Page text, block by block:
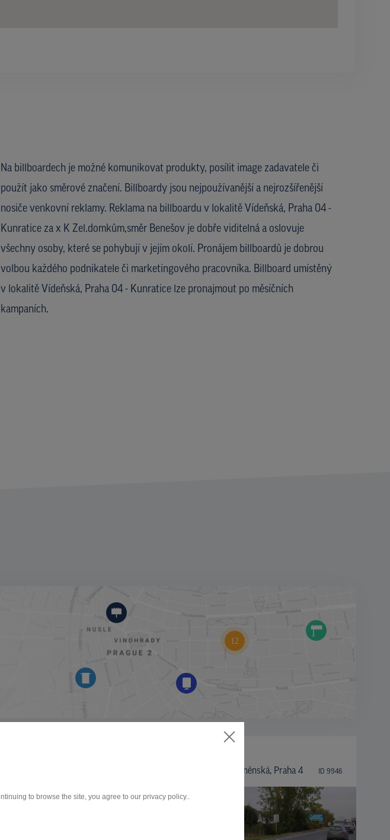
to browse the site, you agree to our privacy policy..
Na billboardech je možné komunikovat produkty, posílit image zadavatele či
použít jako směrové značení. Billboardy jsou nejpoužívanější a nejrozšířenější
nosiče venkovní reklamy. Reklama na billboardu v lokalitě Vídeňská, Praha 04 -
Kunratice za x K Zel.domkům,směr Benešov je dobře viditelná a oslovuje
všechny osoby, které se pohybují v jejím okolí. Pronájem billboardů je dobrou
volbou každého podnikatele či marketingového pracovníka. Billboard umístěný
v lokalitě Vídeňská, Praha 04 - Kunratice lze pronajmout po měsíčních
kampaních.
Kunratická spojka sm. Brněnská, Praha 4 ID 9946